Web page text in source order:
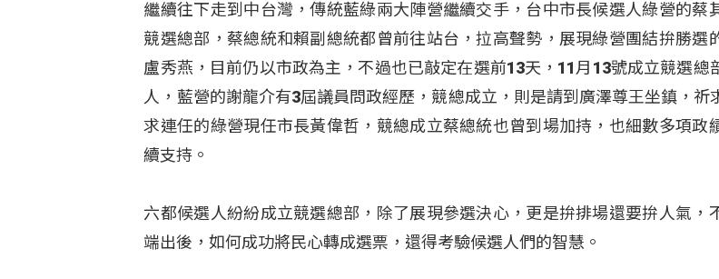
繼續往下走到中台灣，傳統藍綠兩大陣營繼續交手，台中市長候選人綠營的蔡
競選總部，蔡總統和賴副總統都曾前往站台，拉高聲勢，展現綠營團結拚勝選
盧秀燕，目前仍以市政為主，不過也已敲定在選前13天，11月13號成立競選總
人，藍營的謝龍介有3屆議員問政經歷，競總成立，則是請到廣澤尊王坐鎮，祈
求連任的綠營現任市長黃偉哲，競總成立蔡總統也曾到場加持，也細數多項政
續支持。
六都候選人紛紛成立競選總部，除了展現參選決心，更是拚排場還要拚人氣，
端出後，如何成功將民心轉成選票，還得考驗候選人們的智慧。